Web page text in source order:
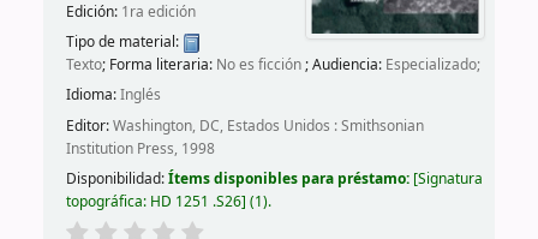
Edición: 1ra edición
Tipo de material:
Texto; Forma literaria: No es ficción; Audiencia: Especializado;
Idioma:Inglés
Editor:Washington, DC, Estados Unidos : Smithsonian
Institution Press, 1998
Disponibilidad:Ítems disponibles para préstamo: Signatura
topográfica: HD 1251 .S26 (1).